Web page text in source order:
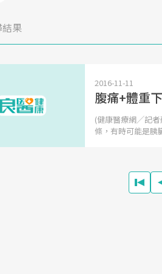
果
2016-11-11
腹痛+體重
(健康醫療網╱記者
條，有時可能是胰